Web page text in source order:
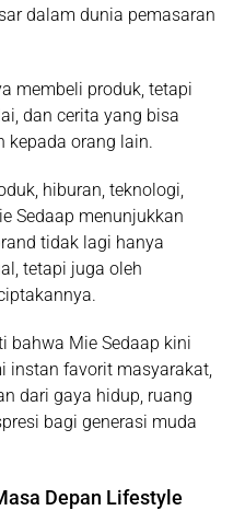
dalam dunia pemasaran
membeli produk, tetapi
dan cerita yang bisa
kepada orang lain.
hiburan, teknologi,
Sedaap menunjukkan
tidak lagi hanya
tetapi juga oleh
bahwa Mie Sedaap kini
instan favorit masyarakat,
dari gaya hidup, ruang
bagi generasi muda
Depan Lifestyle